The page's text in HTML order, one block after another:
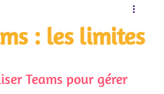
: les limites
Teams pour gérer